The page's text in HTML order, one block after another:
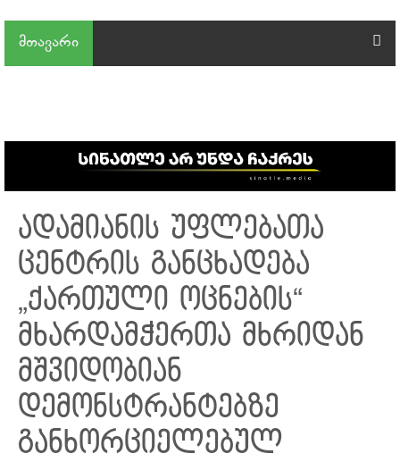
მთავარი
ადამიანის უფლებათა
ცენტრის განცხადება
„ქართული ოცნების“
მხარდამჭერთა მხრიდან
მშვიდობიან
დემონსტრანტებზე
განხორციელებულ